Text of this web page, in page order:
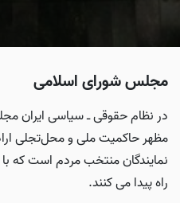
مجلس‌ شورای‌ اسلامی‌
در نظام‌ حقوقی‌ ـ سیاسی‌ ایران‌
مظهر حاكمیت‌ ملی‌ و محل‌تجلی‌
نمایندگان‌ منتخب‌ مردم‌ است که
راه پیدا می کنند.